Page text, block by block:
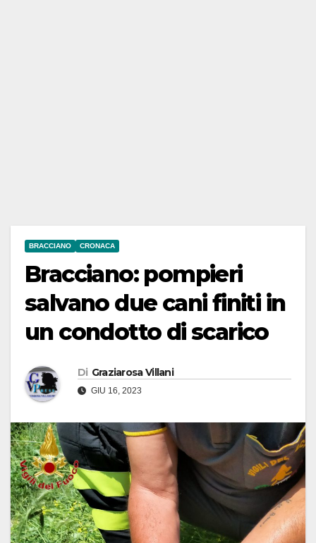
BRACCIANO CRONACA
Bracciano: pompieri
salvano due cani finiti in
un condotto di scarico
Di Graziarosa Villani
GIU 16, 2023